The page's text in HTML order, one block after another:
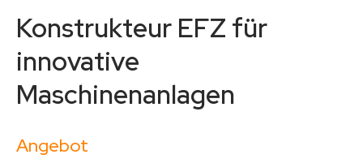
Konstrukteur EFZ für
innovative
Maschinenanlagen
Angebot